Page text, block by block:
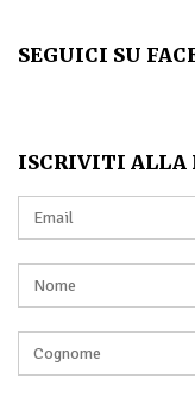
SEGUICI SU
ISCRIVITI ALLA